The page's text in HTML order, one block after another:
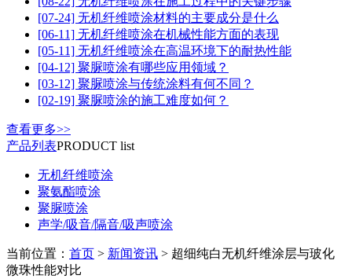
[07-24] 无机纤维喷涂材料的主要成分是什么
[06-11] 无机纤维喷涂在机械性能方面的表现
[05-11] 无机纤维喷涂在高温环境下的耐热性能
[04-12] 聚脲喷涂有哪些应用领域？
[03-12] 聚脲喷涂与传统涂料有何不同？
[02-19] 聚脲喷涂的施工难度如何？
查看更多>>
产品列表PRODUCT list
无机纤维喷涂
聚氨酯喷涂
聚脲喷涂
声学/吸音/隔音/吸声喷涂
当前位置： 首页 > 新闻资讯 > 超细纯白无机纤维涂层与玻化
微珠性能对比